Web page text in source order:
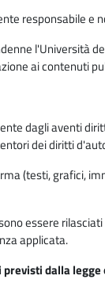
responsabile
l'Università
ai contenuti
dagli aventi
dei diritti
(testi, grafici,
essere
applicata.
dalla